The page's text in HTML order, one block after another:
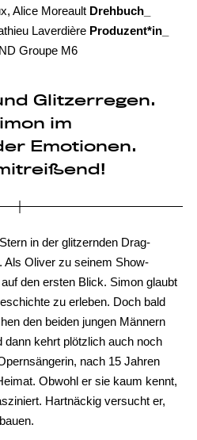
Alice Moreault Drehbuch_
Laverdière Produzent*in_
Groupe M6
Glitzerregen.
im
Emotionen.
in der glitzernden Drag-
Als Oliver zu seinem Show-
den ersten Blick. Simon glaubt
zu erleben. Doch bald
den beiden jungen Männern
kehrt plötzlich auch noch
nach 15 Jahren
Obwohl er sie kaum kennt,
Hartnäckig versucht er,